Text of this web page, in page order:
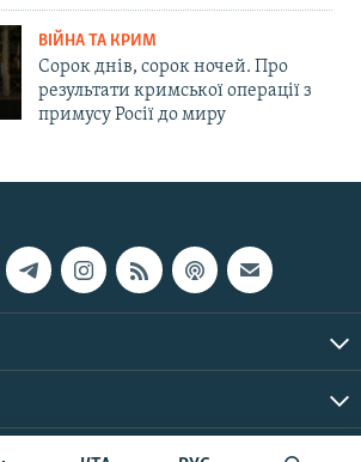
ВІЙНА ТА КРИМ
Сорок днів, сорок ночей. Про
результати кримської операції з
примусу Росії до миру